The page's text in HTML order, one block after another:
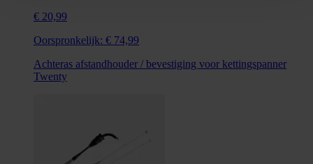
€ 20,99
Oorspronkelijk: € 74,99
Achteras afstandhouder / bevestiging voor kettingspanner
Twenty